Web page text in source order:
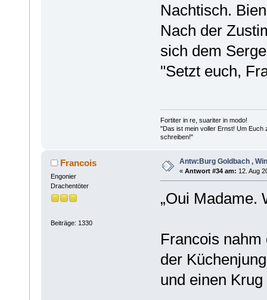
Nachtisch.
Nach der
sich dem
"Setzt euch,
Fortiter in re, suariter in modo!
"Das ist mein voller Ernst! Um Euch
schreiben!"
Francois
Engonier
Drachentöter
Beiträge: 1330
Antw:Burg Goldbach ,
« Antwort #34 am: 12. Aug
„Oui Madame.
Francois
der
und einen